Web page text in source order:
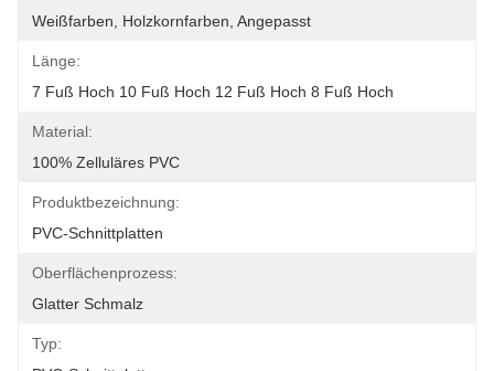
Weißfarben, Holzkornfarben, Angepasst
Länge:
7 Fuß Hoch 10 Fuß Hoch 12 Fuß Hoch 8 Fuß Hoch
Material:
100% Zelluläres PVC
Produktbezeichnung:
PVC-Schnittplatten
Oberflächenprozess:
Glatter Schmalz
Typ: